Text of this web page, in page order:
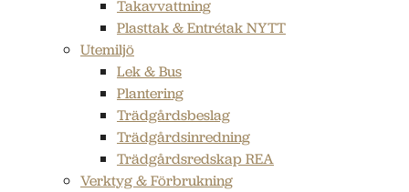
Takavvattning
Plasttak & Entrétak NYTT
Utemiljö
Lek & Bus
Plantering
Trädgårdsbeslag
Trädgårdsinredning
Trädgårdsredskap REA
Verktyg & Förbrukning